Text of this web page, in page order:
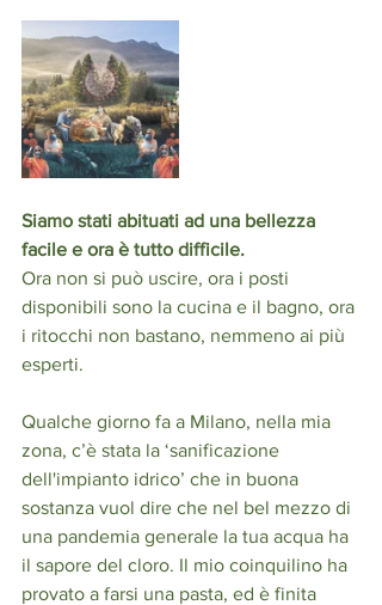
Siamo stati abituati ad una bellezza
facile e ora è tutto difficile.
Ora non si può uscire, ora i posti
disponibili sono la cucina e il bagno, ora
i ritocchi non bastano, nemmeno ai più
esperti.
Qualche giorno fa a Milano, nella mia
zona, c’è stata la ‘sanificazione
dell'impianto idrico’ che in buona
sostanza vuol dire che nel bel mezzo di
una pandemia generale la tua acqua ha
il sapore del cloro. Il mio coinquilino ha
provato a farsi una pasta, ed è finita